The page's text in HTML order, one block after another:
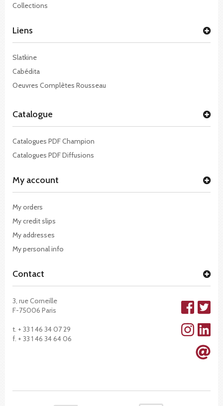
Collections
Liens
Slatkine
Cabédita
Oeuvres Complètes Rousseau
Catalogue
Catalogues PDF Champion
Catalogues PDF Diffusions
My account
My orders
My credit slips
My addresses
My personal info
Contact
3, rue Corneille
F-75006 Paris
t. + 33 1 46 34 07 29
f. + 33 1 46 34 64 06